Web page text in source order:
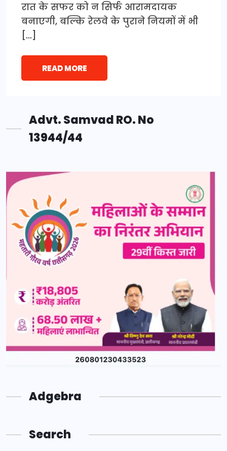
रात के सफर को न सिर्फ आरामदायक
बनाएगी, बल्कि रेलवे के पुराने नियमों में भी
[…]
READ MORE
Advt. Samvad RO. No
13944/44
Adgebra
Search